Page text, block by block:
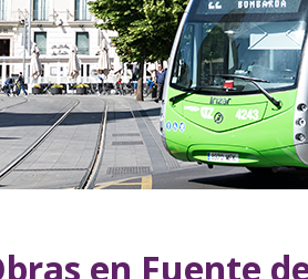
en Fuente